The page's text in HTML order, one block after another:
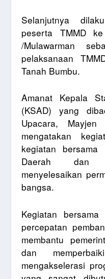
Selanjutnya
peserta TMMD
/Mulawarman
pelaksanaan
Tanah Bumbu.
Amanat Kepala
(KSAD) yang
Upacara,
mengatakan
kegiatan bersama
Daerah dan
menyelesaikan
bangsa.
Kegiatan
percepatan
membantu
dan
mengakselerasi